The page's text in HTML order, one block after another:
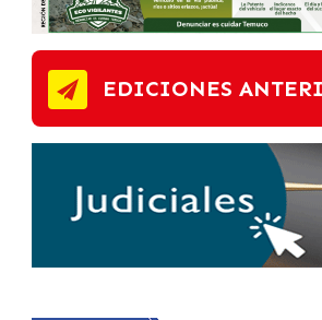
EDICIONES